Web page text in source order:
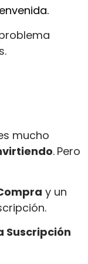
mucho
. Pero
y un
Suscripción